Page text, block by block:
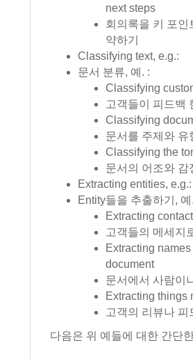
next steps
회의록을 키 포인
약하기
Classifying text, e.g.:
문서 분류, 예. :
Classifying
고객들이 피드백
Classifying
문서를 주제와 유
Classifying the
문서의 어조와 감
Extracting entities, e.g.:
Entity들을 추출하기,
Extracting
고객들의 메세지
Extracting
document
문서에서 사람이
Extracting things
고객의 리뷰나
다음은 위 예들에 대한 간단